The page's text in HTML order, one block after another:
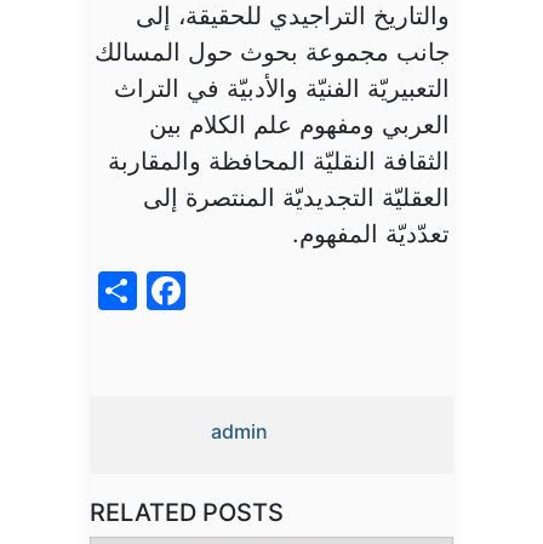
والتاريخ التراجيدي للحقيقة، إلى
جانب مجموعة بحوث حول المسالك
التعبيريّة الفنيّة والأدبيّة في التراث
العربي ومفهوم علم الكلام بين
الثقافة النقليّة المحافظة والمقاربة
العقليّة التجديديّة المنتصرة إلى
تعدّديّة المفهوم.
admin
RELATED POSTS